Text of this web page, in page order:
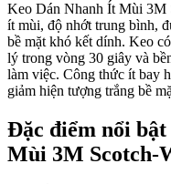
Keo Dán Nhanh Ít Mùi 3M
ít mùi, độ nhớt trung bình,
bề mặt khó kết dính. Keo
lý trong vòng 30 giây và
làm việc. Công thức ít bay
giảm hiện tượng trắng bề
Đặc điểm nổi
Mùi 3M Scotch-